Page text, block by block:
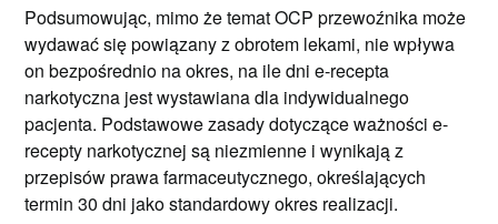
Podsumowując, mimo że temat OCP przewoźnika może
wydawać się powiązany z obrotem lekami, nie wpływa
on bezpośrednio na okres, na ile dni e-recepta
narkotyczna jest wystawiana dla indywidualnego
pacjenta. Podstawowe zasady dotyczące ważności e-
recepty narkotycznej są niezmienne i wynikają z
przepisów prawa farmaceutycznego, określających
termin 30 dni jako standardowy okres realizacji.